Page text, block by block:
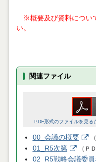
※概要及び資料につい
い。
関連ファイル
PDF形式のファイルを見
00_会議の概要 （
01_R5次第 （ Ｐ
02_R5戦略会議委